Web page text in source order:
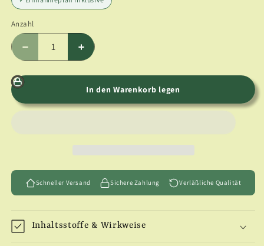
Anzahl
Anzahl
Verringere
die
Menge
Rollbild:
Goldfischen
&amp;
Kirschblüten
Erhöhe
die
Menge
für
Rollbild:
Goldfischen
&amp;
Kirschblüten
In den Warenkorb legen
Schneller Versand Sichere Zahlung Verläßliche Qualität
Inhaltsstoffe & Wirkweise